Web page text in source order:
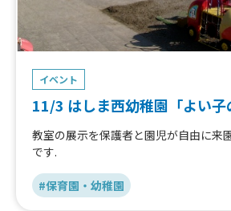
イベント
11/3 はしま西幼稚園「よい子
教室の展示を保護者と園児が自由に来
です.
#保育園・幼稚園